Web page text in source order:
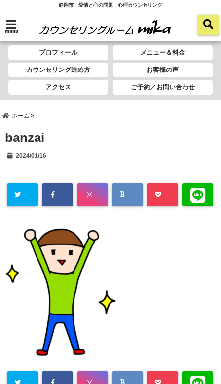
静岡市 愛情と心の問題 心理カウンセリング
menu
プロフィール メニュー＆料金
カウンセリング進め方 お客様の声
アクセス ご予約／お問い合わせ
ホーム
banzai
2024/01/16